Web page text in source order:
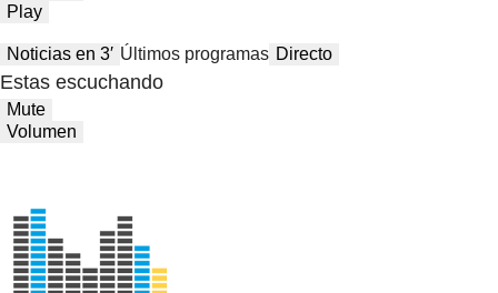
Play
Noticias en 3′ Últimos programas Directo
Estas escuchando
Mute
Volumen